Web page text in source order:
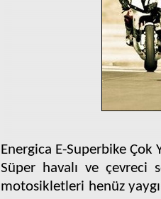
Energica E-Superbike Çok
Süper havalı ve çevreci
motosikletleri henüz